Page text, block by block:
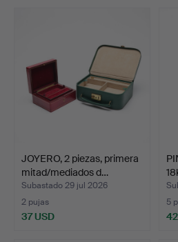
JOYERO, 2 piezas, primera
mitad/mediados d…
Subastado 29 jul 2026
2 pujas
37 USD
5